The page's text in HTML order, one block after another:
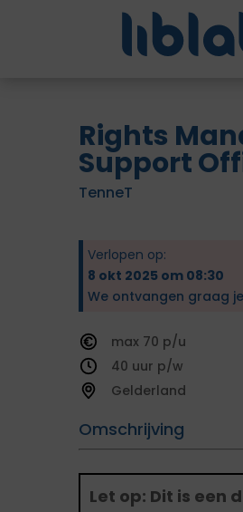
Rights
Support
TenneT
Verlopen op:
8 okt 2025 om 08:30
We ontvangen graag
70
40
Gelderland
Omschrijving
Let op: Dit is een